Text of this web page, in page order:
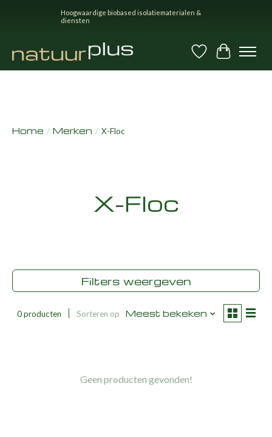
Hoogwaardige biobased isolatiematerialen &
diensten
Verlanglijst
Home / Merken / X-Floc
X-Floc
Filters weergeven
0 producten Sorteren op Meest bekeken
Geen producten gevonden!